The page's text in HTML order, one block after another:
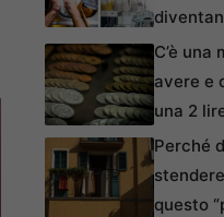
C’è
avere e
una 2
Perché
questo